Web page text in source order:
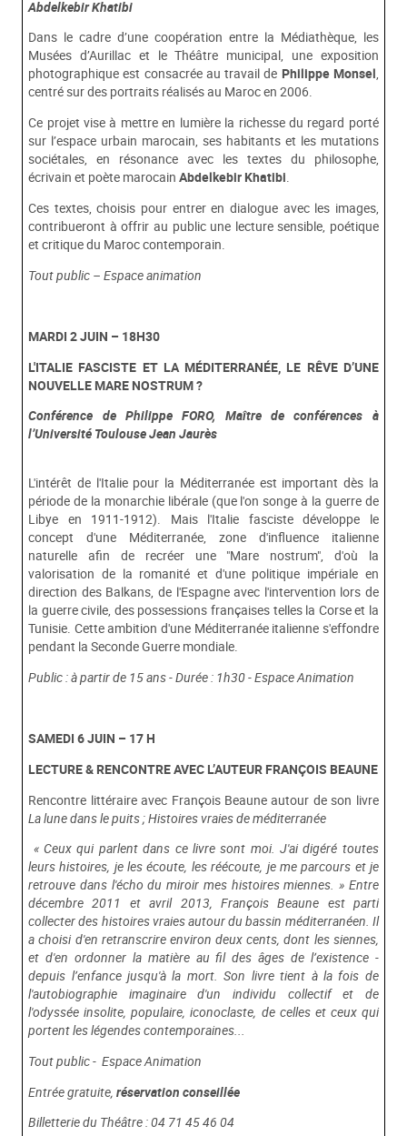
Abdelkebir Khatibi
Dans le cadre d’une coopération entre la Médiathèque, les
Musées d’Aurillac et le Théâtre municipal, une exposition
photographique est consacrée au travail de Philippe Monsel,
centré sur des portraits réalisés au Maroc en 2006.
Ce projet vise à mettre en lumière la richesse du regard porté
sur l’espace urbain marocain, ses habitants et les mutations
sociétales, en résonance avec les textes du philosophe,
écrivain et poète marocainAbdelkebir Khatibi.
Ces textes, choisis pour entrer en dialogue avec les images,
contribueront à offrir au public une lecture sensible, poétique
et critique du Maroc contemporain.
Tout public – Espace animation
MARDI 2 JUIN – 18H30
L'ITALIE FASCISTE ET LA MÉDITERRANÉE, LE RÊVE D’UNE
NOUVELLE MARE NOSTRUM ?
Conférence de Philippe FORO, Maître de conférences à
l’Université Toulouse Jean Jaurès
L'intérêt de l'Italie pour la Méditerranée est important dès la
période de la monarchie libérale (que l'on songe à la guerre de
Libye en 1911-1912). Mais l'Italie fasciste développe le
concept d'une Méditerranée, zone d'influence italienne
naturelle afin de recréer une "Mare nostrum", d'où la
valorisation de la romanité et d'une politique impériale en
direction des Balkans, de l'Espagne avec l'intervention lors de
la guerre civile, des possessions françaises telles la Corse et la
Tunisie. Cette ambition d'une Méditerranée italienne s'effondre
pendant la Seconde Guerre mondiale.
Public : à partir de 15 ans - Durée : 1h30 - Espace Animation
SAMEDI 6 JUIN – 17 H
LECTURE & RENCONTRE AVEC L’AUTEUR FRANÇOIS BEAUNE
Rencontre littéraire avec François Beaune autour de son livre
La lune dans le puits ; Histoires vraies de méditerranée
« Ceux qui parlent dans ce livre sont moi. J'ai digéré toutes
leurs histoires, je les écoute, les réécoute, je me parcours et je
retrouve dans l'écho du miroir mes histoires miennes. » Entre
décembre 2011 et avril 2013, François Beaune est parti
collecter des histoires vraies autour du bassin méditerranéen. Il
a choisi d'en retranscrire environ deux cents, dont les siennes,
et d'en ordonner la matière au fil des âges de l’existence -
depuis l’enfance jusqu'à la mort. Son livre tient à la fois de
l'autobiographie imaginaire d'un individu collectif et de
l'odyssée insolite, populaire, iconoclaste, de celles et ceux qui
portent les légendes contemporaines...
Tout public - Espace Animation
Entrée gratuite,réservation conseillée
Billetterie du Théâtre : 04 71 45 46 04